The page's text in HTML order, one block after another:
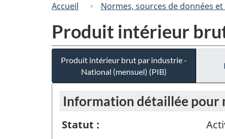
Accueil Normes, sources de données
Produit intérieur
Produit intérieur brut par industrie -
National (mensuel) (PIB)
Information détaillée pour
Statut :